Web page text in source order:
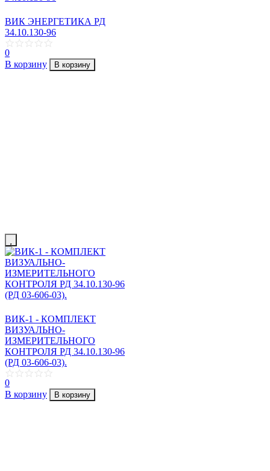
ВИК ЭНЕРГЕТИКА РД
34.10.130-96
0
В корзину
В корзину
ВИК-1 - КОМПЛЕКТ
ВИЗУАЛЬНО-
ИЗМЕРИТЕЛЬНОГО
КОНТРОЛЯ РД 34.10.130-96
(РД 03-606-03).
0
В корзину
В корзину